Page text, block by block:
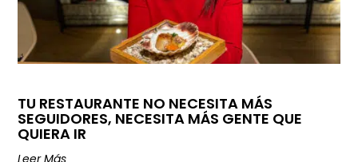
TU RESTAURANTE NO NECESITA MÁS
SEGUIDORES, NECESITA MÁS GENTE QUE
QUIERA IR